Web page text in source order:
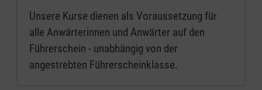
Unsere Kurse dienen als Voraussetzung für
alle Anwärterinnen und Anwärter auf den
Führerschein - unabhängig von der
angestrebten Führerscheinklasse.